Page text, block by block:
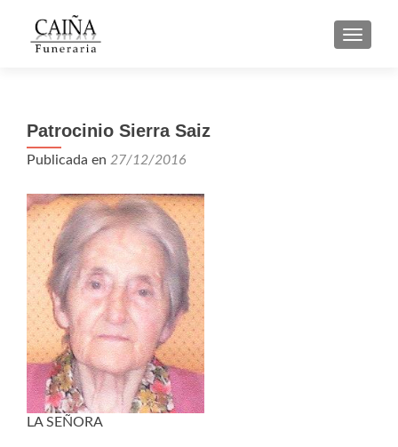
Patrocinio Sierra Saiz
Publicada en 27/12/2016
LA SEÑORA